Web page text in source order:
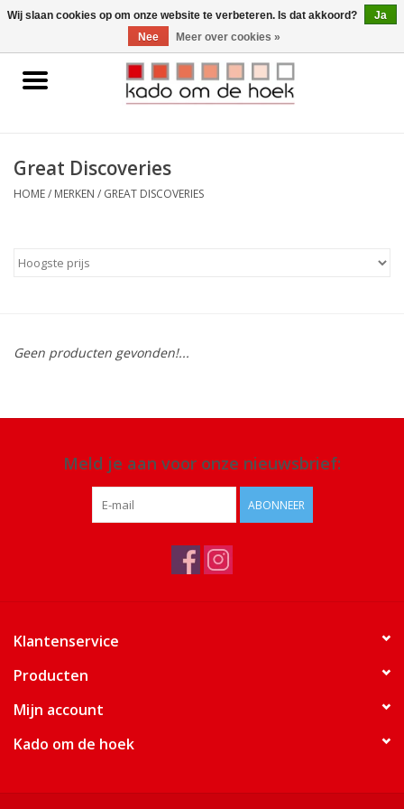
0 Artikelen - €0,00
Home
Gadgets
Great Discoveries
HOME/ MERKEN / GREAT DISCOVERIES
Geen producten gevonden!...
Meld je aan voor onze nieuwsbrief:
ABONNEER
Klantenservice
Producten
Mijn account
Kado om de hoek
Wij slaan cookies op om onze website te verbeteren. Is dat akkoord?
Ja
Nee
Meer over cookies »